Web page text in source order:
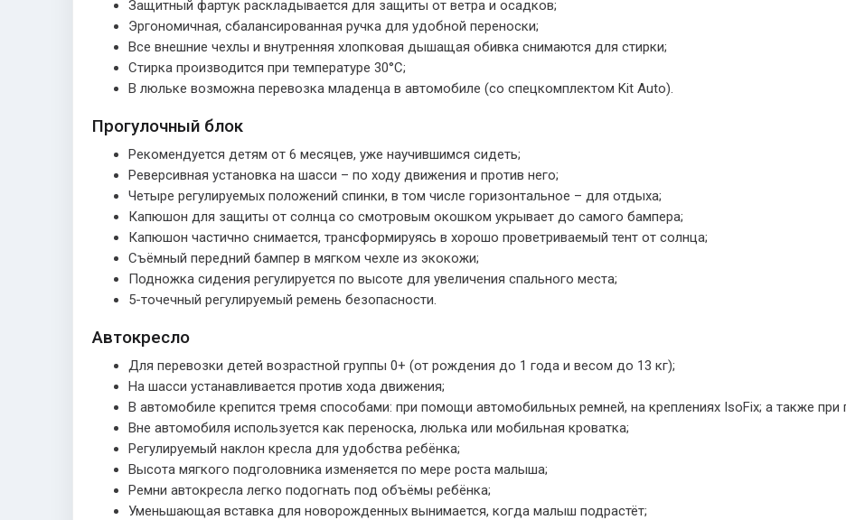
Защитный фартук раскладывается для защиты от ветра и осадков;
Эргономичная, сбалансированная ручка для удобной переноски;
Все внешние чехлы и внутренняя хлопковая дышащая обивка снимаются для стирки;
Стирка производится при температуре 30°С;
В люльке возможна перевозка младенца в автомобиле (со спецкомплектом Kit Auto).
Прогулочный блок
Рекомендуется детям от 6 месяцев, уже научившимся сидеть;
Реверсивная установка на шасси – по ходу движения и против него;
Четыре регулируемых положений спинки, в том числе горизонтальное – для отдыха;
Капюшон для защиты от солнца со смотровым окошком укрывает до самого бампера;
Капюшон частично снимается, трансформируясь в хорошо проветриваемый тент от солнца;
Съёмный передний бампер в мягком чехле из экокожи;
Подножка сидения регулируется по высоте для увеличения спального места;
5-точечный регулируемый ремень безопасности.
Автокресло
Для перевозки детей возрастной группы 0+ (от рождения до 1 года и весом до 13 кг);
На шасси устанавливается против хода движения;
В автомобиле крепится тремя способами: при помощи автомобильных ремней, на креплениях IsoFix; а также
Вне автомобиля используется как переноска, люлька или мобильная кроватка;
Регулируемый наклон кресла для удобства ребёнка;
Высота мягкого подголовника изменяется по мере роста малыша;
Ремни автокресла легко подогнать под объёмы ребёнка;
Уменьшающая вставка для новорожденных вынимается, когда малыш подрастёт;